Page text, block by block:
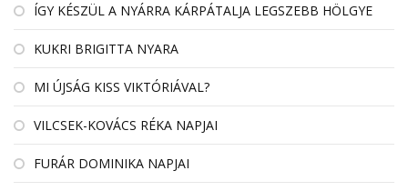
ÍGY KÉSZÜL A NYÁRRA KÁRPÁTALJA LEGSZEBB HÖLGYE
KUKRI BRIGITTA NYARA
MI ÚJSÁG KISS VIKTÓRIÁVAL?
VILCSEK-KOVÁCS RÉKA NAPJAI
FURÁR DOMINIKA NAPJAI